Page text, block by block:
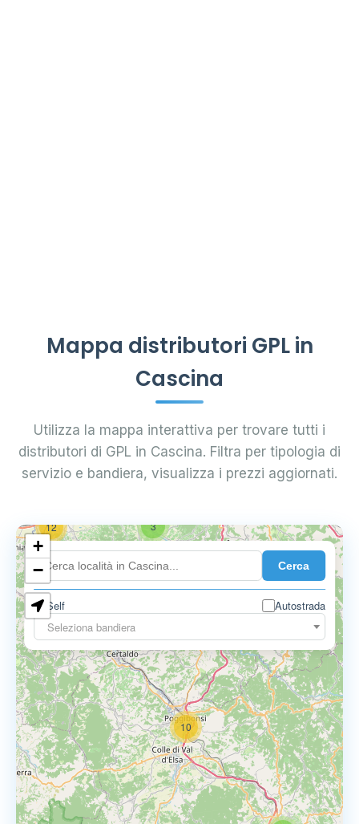
Mappa distributori GPL in
Cascina
Utilizza la mappa interattiva per trovare tutti i
distributori di GPL in Cascina. Filtra per tipologia di
servizio e bandiera, visualizza i prezzi aggiornati.
Cerca
Self
Autostrada
Seleziona bandiera
3
10
3
3
12
+
−